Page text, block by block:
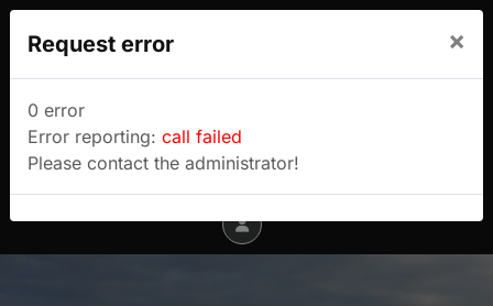
Sulyok Gábor túrablogja
Menu
Request error ×
0 error
Error reporting: call failed
Please contact the administrator!